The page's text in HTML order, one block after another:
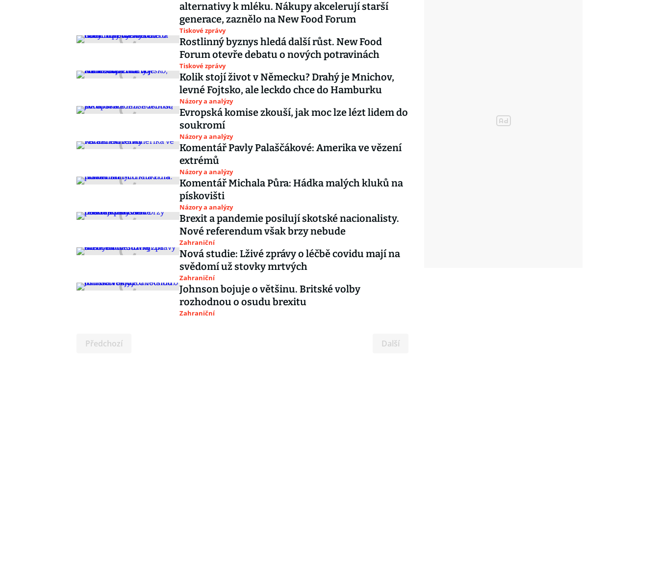
alternativy k mléku. Nákupy akcelerují starší
generace, zaznělo na New Food Forum
Tiskové zprávy
Rostlinný byznys hledá další růst. New Food
Forum otevře debatu o nových potravinách
Tiskové zprávy
Kolik stojí život v Německu? Drahý je Mnichov,
levné Fojtsko, ale leckdo chce do Hamburku
Názory a analýzy
Evropská komise zkouší, jak moc lze lézt lidem do
soukromí
Názory a analýzy
Komentář Pavly Palaščákové: Amerika ve vězení
extrémů
Názory a analýzy
Komentář Michala Půra: Hádka malých kluků na
pískovišti
Názory a analýzy
Brexit a pandemie posilují skotské nacionalisty.
Nové referendum však brzy nebude
Zahraniční
Nová studie: Lživé zprávy o léčbě covidu mají na
svědomí už stovky mrtvých
Zahraniční
Johnson bojuje o většinu. Britské volby
rozhodnou o osudu brexitu
Zahraniční
Předchozí Další